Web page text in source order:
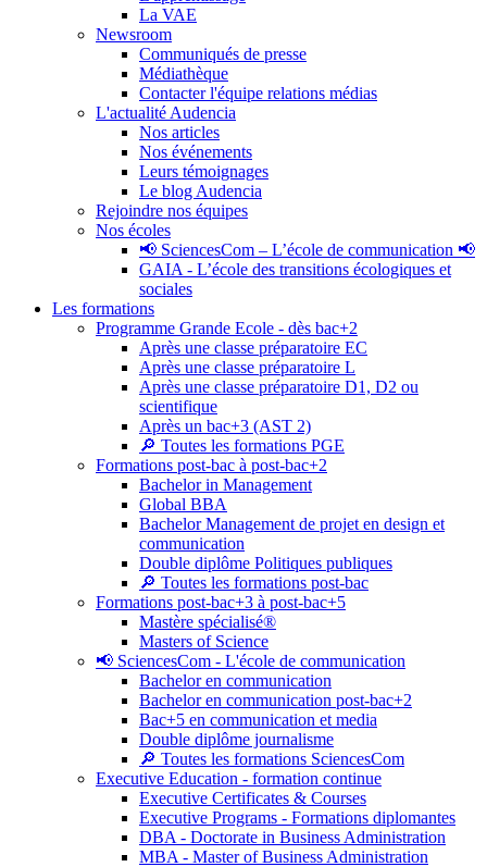
La VAE
Newsroom
Communiqués de presse
Médiathèque
Contacter l'équipe relations médias
L'actualité Audencia
Nos articles
Nos événements
Leurs témoignages
Le blog Audencia
Rejoindre nos équipes
Nos écoles
📢 SciencesCom – L’école de communication 📢
GAIA - L’école des transitions écologiques et
sociales
Les formations
Programme Grande Ecole - dès bac+2
Après une classe préparatoire EC
Après une classe préparatoire L
Après une classe préparatoire D1, D2 ou
scientifique
Après un bac+3 (AST 2)
🔎 Toutes les formations PGE
Formations post-bac à post-bac+2
Bachelor in Management
Global BBA
Bachelor Management de projet en design et
communication
Double diplôme Politiques publiques
🔎 Toutes les formations post-bac
Formations post-bac+3 à post-bac+5
Mastère spécialisé®
Masters of Science
📢 SciencesCom - L'école de communication
Bachelor en communication
Bachelor en communication post-bac+2
Bac+5 en communication et media
Double diplôme journalisme
🔎 Toutes les formations SciencesCom
Executive Education - formation continue
Executive Certificates & Courses
Executive Programs - Formations diplomantes
DBA - Doctorate in Business Administration
MBA - Master of Business Administration